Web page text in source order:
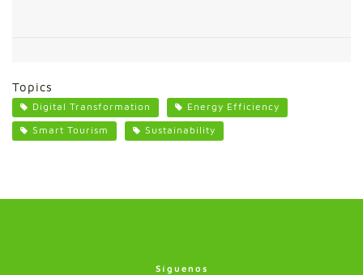
Topics
Digital Transformation
Energy Efficiency
Smart Tourism
Sustainability
Síguenos